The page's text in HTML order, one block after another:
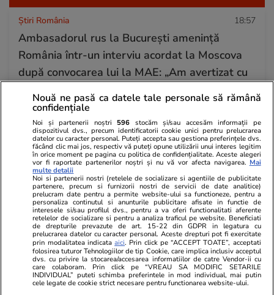
Știri România 18:57
Ambasadorul rus la București amenință
România într-un interviu acordat la Moscova
după convocarea lui la MAE: „Am avertizat cu
Auto 18:50
8 ore pot costa peste 700 de lei, într-o
parcare centrală din una dintre cele mai
scumpe capitale din Europa. Cum să o vizitezi
fără să dai faliment
Știri România 18:29
Cine este Kerekes Melinda Klara, interimară la
șefia APIA, după ce Adrian Pintea a fost
suspendat din cauza începerii unei anchete
Nouă ne pasă ca datele tale personale să rămână
confidențiale
Noi și partenerii noștri 596 stocăm și/sau accesăm informații pe
dispozitivul dvs., precum identificatorii cookie unici pentru prelucrarea
datelor cu caracter personal. Puteți accepta sau gestiona preferințele dvs.
făcând clic mai jos, respectiv vă puteți opune utilizării unui interes legitim
în orice moment pe pagina cu politica de confidențialitate. Aceste alegeri
vor fi raportate partenerilor noștri și nu vă vor afecta navigarea. Mai
multe detalii
Noi si partenerii nostri (retelele de socializare si agentiile de publicitate
partenere, precum si furnizorii nostri de servicii de date analitice)
prelucram date pentru a permite website-ului sa functioneze, pentru a
personaliza continutul si anunturile publicitare afisate in functie de
interesele si/sau profilul dvs., pentru a va oferi functionalitati aferente
retelelor de socializare si pentru a analiza traficul pe website. Beneficiati
de drepturile prevazute de art. 15-22 din GDPR in legatura cu
prelucrarea datelor cu caracter personal. Aceste drepturi pot fi exercitate
prin modalitatea indicataaici. Prin click pe “ACCEPT TOATE”, acceptati
folosirea tuturor Tehnologiilor de tip Cookie, care implica inclusiv acceptul
dvs. cu privire la stocarea/accesarea informatiilor de catre Vendor-ii cu
care colaboram. Prin click pe “VREAU SA MODIFIC SETARILE
INDIVIDUAL” puteti schimba preferintele in mod individual, mai putin
cele legate de cookie strict necesare pentru functionarea website-ului.